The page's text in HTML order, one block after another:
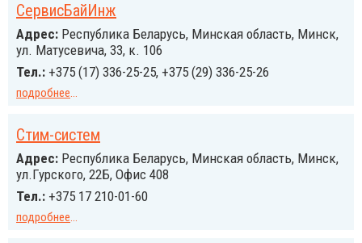
СервисБайИнж
Адрес: Республика Беларусь, Минская область, Минск,
ул. Матусевича, 33, к. 106
Тел.: +375 (17) 336-25-25, +375 (29) 336-25-26
подробнее...
Стим-систем
Адрес: Республика Беларусь, Минская область, Минск,
ул.Гурского, 22Б, Офис 408
Тел.: +375 17 210-01-60
подробнее...